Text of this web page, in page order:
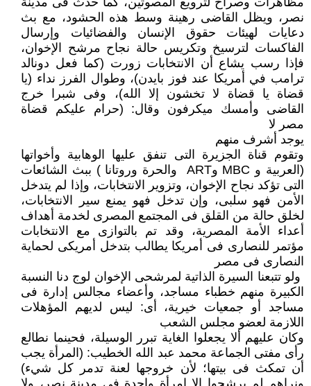
نصر، ويظل القاضى رهينة ‏وسط هذه الحشود، مع بث
دعايات لهيئات حقوق الإنسان والفضائيات وإرسال
الفاكسات ‏لترسيخ وتكريس حالة نجاح مرشح الإخوان،
فإذا رسب يشاع أن الانتخابات زورت (كما فعل ‏دونالد
ترامب في أمريكا عند فوز بايدن)، وطوال الفرز نداء (يا
قضاة يا قضاة لا تخشون إلا ‏الله)، وفى شبرا خرج
القاضى وأمسك ميكرفون وقال: (حرام عليكم قضاة
مصر لا
يوجد أشرف منهم
وتقوم قناة الجزيرة التى تنفق عليها الوهابية وأخواتها
(العربية وMBC ‎‏ وART‏ ‏‎ ‎والحرة وروتانا ‏‏) ببث‏‎ ‎الشائعات
التى تؤكد نجاح الإخوان، وتزوير الانتخابات، وإذا لم يتدخل
الأمن فهو سلبى، ‏وإن تدخل فهو يمنع سير الانتخابات،
لخلق حالة من القلق فى المجتمع المصرى لخدمة أهداف
‏أعداء الأمة المصرية، وقد تم بالتوازى مع الانتخابات
مؤتمر للنصارى فى أمريكا يطالب بتدخل ‏أمريكى لحماية
النصارى فى مصر
‏ ولو تتبعنا السيرة الذاتية لمرشحى الإخوان لوج دنا النسبة
الكبيرة منهم خطباء مساجد، وأعضاء ‏مجالس إدارة فى
مساجد أو جمعيات خيرية، أى: ليس لديهم المؤهلات
اللازمة لعضو مجلس ‏الشعب
وكان عليهم‎ ‎ألا يجعلوا الغاية تبرر الوسيلة، فحينما نطالع
رأى مفتى الجماعة محمد عبد الله ‏الخطيب: (المرأة يجب
أن تمكث فى بيتها؛ لأن خروجها لعنة تدمر كل شيء)